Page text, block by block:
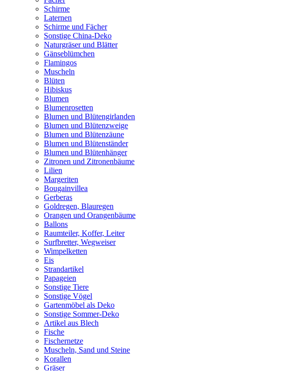
Schirme
Laternen
Schirme und Fächer
Sonstige China-Deko
Naturgräser und Blätter
Gänseblümchen
Flamingos
Muscheln
Blüten
Hibiskus
Blumen
Blumenrosetten
Blumen und Blütengirlanden
Blumen und Blütenzweige
Blumen und Blütenzäune
Blumen und Blütenständer
Blumen und Blütenhänger
Zitronen und Zitronenbäume
Lilien
Margeriten
Bougainvillea
Gerberas
Goldregen, Blauregen
Orangen und Orangenbäume
Ballons
Raumteiler, Koffer, Leiter
Surfbretter, Wegweiser
Wimpelketten
Eis
Strandartikel
Papageien
Sonstige Tiere
Sonstige Vögel
Gartenmöbel als Deko
Sonstige Sommer-Deko
Artikel aus Blech
Fische
Fischernetze
Muscheln, Sand und Steine
Korallen
Gräser